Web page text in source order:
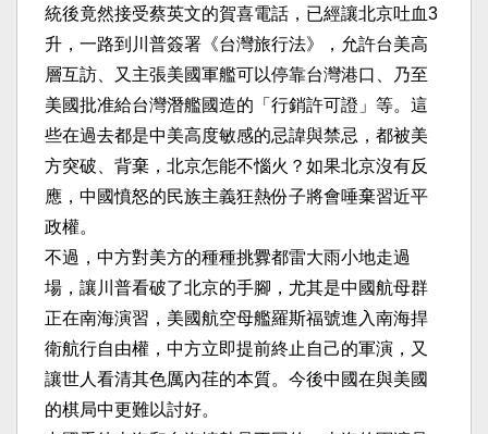
統後竟然接受蔡英文的賀喜電話，已經讓北京吐血3
升，一路到川普簽署《台灣旅行法》，允許台美高
層互訪、又主張美國軍艦可以停靠台灣港口、乃至
美國批准給台灣潛艦國造的「行銷許可證」等。這
些在過去都是中美高度敏感的忌諱與禁忌，都被美
方突破、背棄，北京怎能不惱火？如果北京沒有反
應，中國憤怒的民族主義狂熱份子將會唾棄習近平
政權。
不過，中方對美方的種種挑釁都雷大雨小地走過
場，讓川普看破了北京的手腳，尤其是中國航母群
正在南海演習，美國航空母艦羅斯福號進入南海捍
衛航行自由權，中方立即提前終止自己的軍演，又
讓世人看清其色厲內荏的本質。今後中國在與美國
的棋局中更難以討好。